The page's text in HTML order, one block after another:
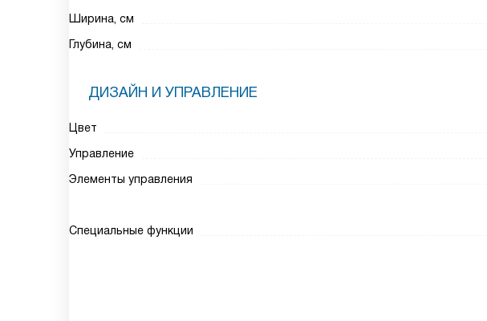
Ширина, см
Глубина, см
ДИЗАЙН И УПРАВЛЕНИЕ
Цвет
Управление
Элементы управления
Специальные функции